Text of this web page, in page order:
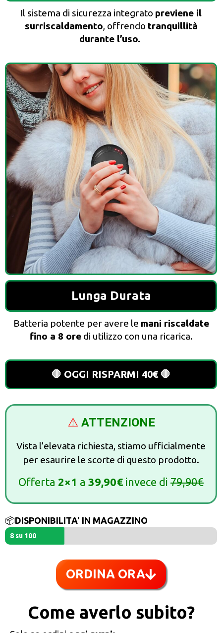
Il sistema di sicurezza integrato previene il
surriscaldamento, offrendo tranquillità
durante l’uso.
Lunga Durata
Batteria potente per avere le mani riscaldate
fino a 8 oredi utilizzo con una ricarica.
🛑 OGGI RISPARMI 40€ 🛑
⚠️ ATTENZIONE
Vista l’elevata richiesta, stiamo ufficialmente
per esaurire le scorte di questo prodotto.
Offerta 2×1 a 39,90€ invece di 79,90€
📦DISPONIBILITA' IN MAGAZZINO
8 su 100
ORDINA ORA
Come averlo subito?